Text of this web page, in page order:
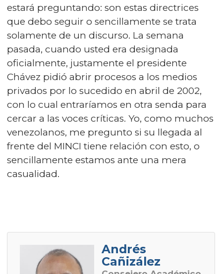
estará preguntando: son estas directrices
que debo seguir o sencillamente se trata
solamente de un discurso. La semana
pasada, cuando usted era designada
oficialmente, justamente el presidente
Chávez pidió abrir procesos a los medios
privados por lo sucedido en abril de 2002,
con lo cual entraríamos en otra senda para
cercar a las voces críticas. Yo, como muchos
venezolanos, me pregunto si su llegada al
frente del MINCI tiene relación con esto, o
sencillamente estamos ante una mera
casualidad.
Andrés
Cañizález